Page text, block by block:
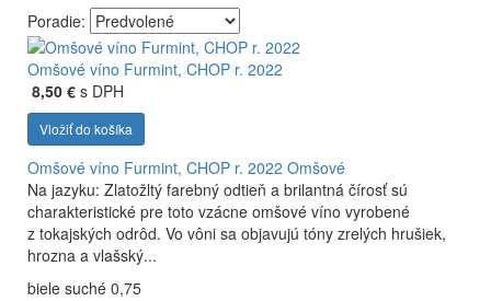
Poradie:
Omšové víno Furmint, CHOP r. 2022
8,50 € s DPH
Vložiť do košíka
Omšové víno Furmint, CHOP r. 2022 Omšové
Na jazyku: Zlatožltý farebný odtieň a brilantná čírosť sú
charakteristické pre toto vzácne omšové víno vyrobené
z tokajských odrôd. Vo vôni sa objavujú tóny zrelých hrušiek,
hrozna a vlašský...
biele suché 0,75